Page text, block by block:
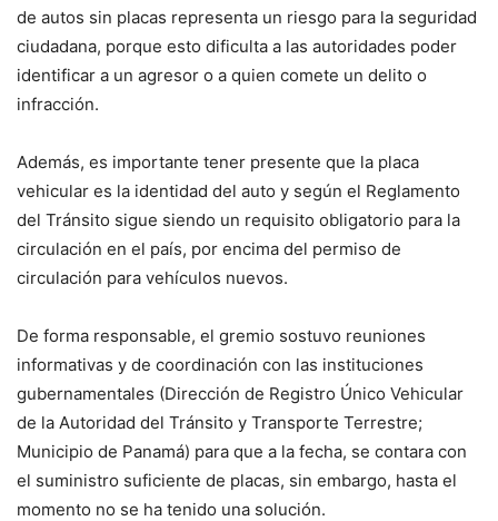
de autos sin placas representa un riesgo para la seguridad
ciudadana, porque esto dificulta a las autoridades poder
identificar a un agresor o a quien comete un delito o
infracción.
Además, es importante tener presente que la placa
vehicular es la identidad del auto y según el Reglamento
del Tránsito sigue siendo un requisito obligatorio para la
circulación en el país, por encima del permiso de
circulación para vehículos nuevos.
De forma responsable, el gremio sostuvo reuniones
informativas y de coordinación con las instituciones
gubernamentales (Dirección de Registro Único Vehicular
de la Autoridad del Tránsito y Transporte Terrestre;
Municipio de Panamá) para que a la fecha, se contara con
el suministro suficiente de placas, sin embargo, hasta el
momento no se ha tenido una solución.